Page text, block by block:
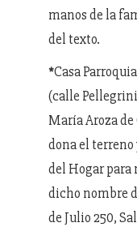
manos de la
del texto.
*Casa
(calle
María Aroza
dona el
del Hogar para
dicho nombre
de Julio 250,